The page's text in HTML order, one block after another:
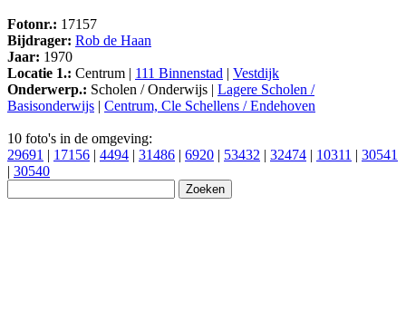
Fotonr.: 17157
Bijdrager: Rob de Haan
Jaar: 1970
Locatie 1.: Centrum | 111 Binnenstad | Vestdijk
Onderwerp.: Scholen / Onderwijs | Lagere Scholen /
Basisonderwijs | Centrum, Cle Schellens / Endehoven
10 foto's in de omgeving:
29691 | 17156 | 4494 | 31486 | 6920 | 53432 | 32474 | 10311 | 30541
| 30540